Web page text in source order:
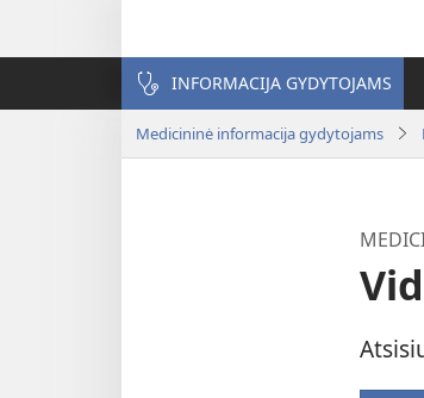
INFORMACIJA GYDYTOJAMS
Medicininė informacija gydytojams